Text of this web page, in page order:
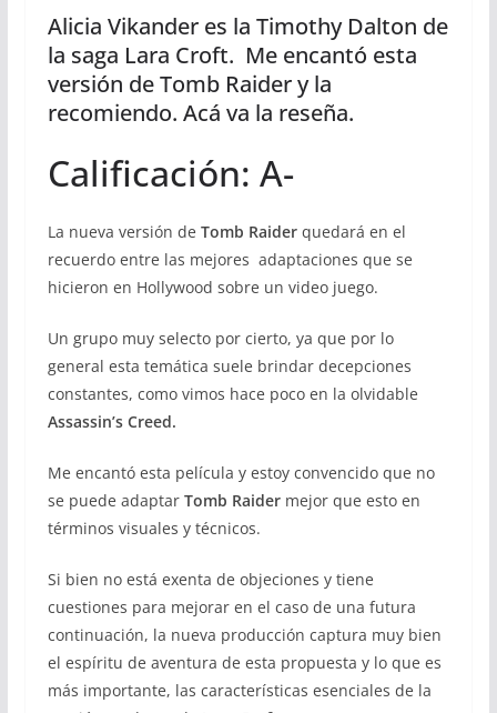
Alicia Vikander es la Timothy Dalton de
la saga Lara Croft. Me encantó esta
versión de Tomb Raider y la
recomiendo. Acá va la reseña.
Calificación: A-
La nueva versión de Tomb Raiderquedará en el
recuerdo entre las mejores adaptaciones que se
hicieron en Hollywood sobre un video juego.
Un grupo muy selecto por cierto, ya que por lo
general esta temática suele brindar decepciones
constantes, como vimos hace poco en la olvidable
Assassin’s Creed.
Me encantó esta película y estoy convencido que no
se puede adaptarTomb Raidermejor que esto en
términos visuales y técnicos.
Si bien no está exenta de objeciones y tiene
cuestiones para mejorar en el caso de una futura
continuación, la nueva producción captura muy bien
el espíritu de aventura de esta propuesta y lo que es
más importante, las características esenciales de la